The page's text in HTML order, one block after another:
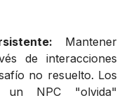
Mantener
de interacciones
no resuelto. Los
un NPC "olvida"